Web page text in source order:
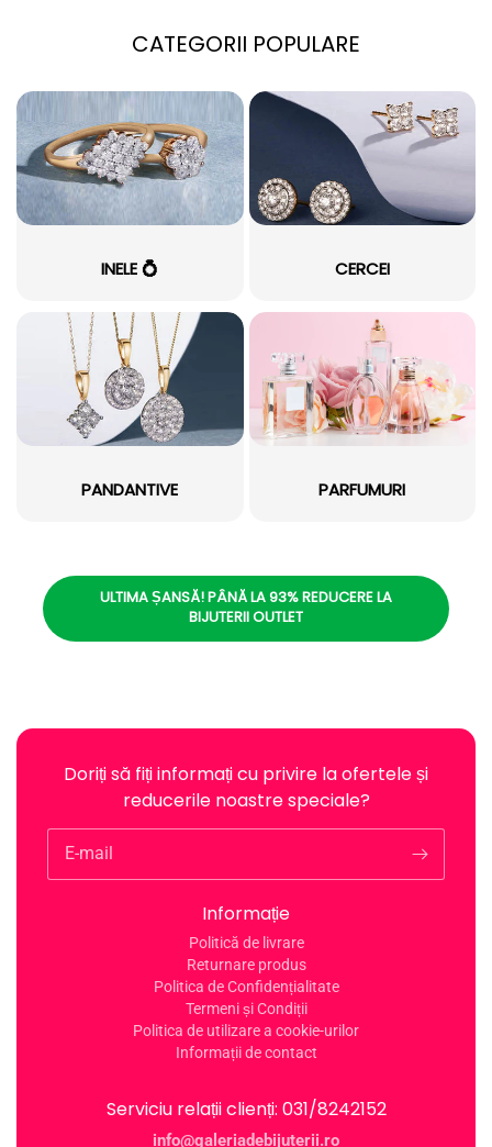
CATEGORII POPULARE
INELE 💍 CERCEI
PANDANTIVE PARFUMURI
ULTIMA ȘANSĂ! PÂNĂ LA 93% REDUCERE LA
BIJUTERII OUTLET
Serviciu relații clienți: 031/8242152
info@galeriadebijuterii.ro
Informație
Politică de livrare
Returnare produs
Politica de Confidențialitate
Termeni și Condiții
Politica de utilizare a cookie-urilor
Informații de contact
Doriți să fiți informați cu privire la ofertele și
reducerile noastre speciale?
E-mail